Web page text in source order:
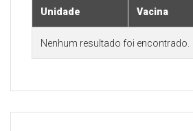
Unidade Vacina
Nenhum resultado foi encontrado.